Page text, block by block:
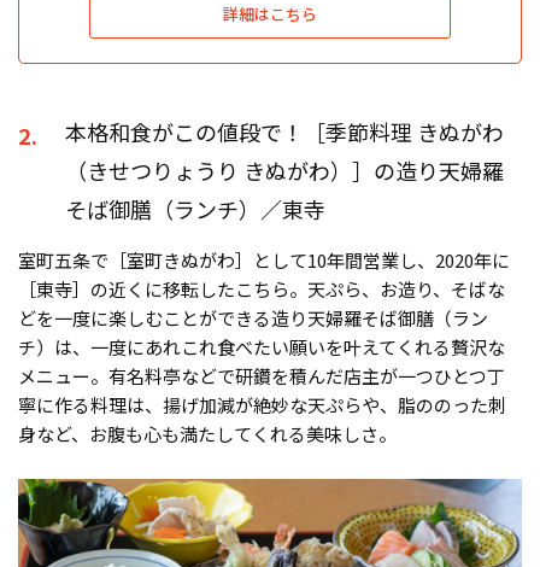
詳細はこちら
2.
本格和食がこの値段で！［季節料理 きぬがわ
（きせつりょうり きぬがわ）］の造り天婦羅
そば御膳（ランチ）／東寺
室町五条で［室町きぬがわ］として10年間営業し、2020年に
［東寺］の近くに移転したこちら。天ぷら、お造り、そばな
どを一度に楽しむことができる造り天婦羅そば御膳（ラン
チ）は、一度にあれこれ食べたい願いを叶えてくれる贅沢な
メニュー。有名料亭などで研鑽を積んだ店主が一つひとつ丁
寧に作る料理は、揚げ加減が絶妙な天ぷらや、脂ののった刺
身など、お腹も心も満たしてくれる美味しさ。